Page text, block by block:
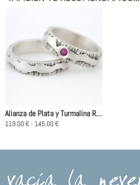
Alianza de Plata y Turmalina Rosa – Pink Nature
119.00€ - 145.00€
119.00 €
variantes.